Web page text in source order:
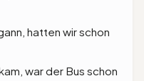
hatten wir schon
war der Bus schon